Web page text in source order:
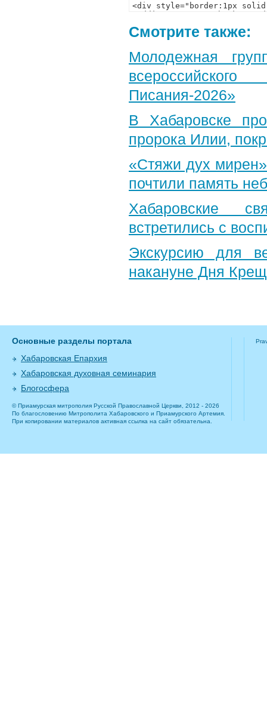
Смотрите также:
Молодежная
Писания-2026»
В Хабаровске
пророка Илии,
«Стяжи дух
почтили память
Хабаровские
встретились с
Экскурсию для
накануне Дня
Основные разделы портала
Хабаровская Епархия
Хабаровская духовная семинария
Блогосфера
© Приамурская митрополия Русской Православной Церкви, 2012 - 2026
По благословению Митрополита Хабаровского и Приамурского Артемия.
При копировании материалов активная ссылка на сайт обязательна.